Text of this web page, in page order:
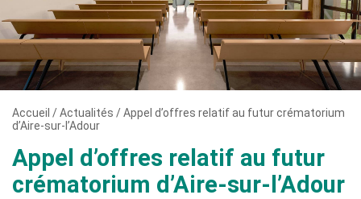
Accueil /Actualités /Appel d’offres relatif au futur crématorium
d’Aire-sur-l’Adour
Appel d’offres relatif au futur
crématorium d’Aire-sur-l’Adour